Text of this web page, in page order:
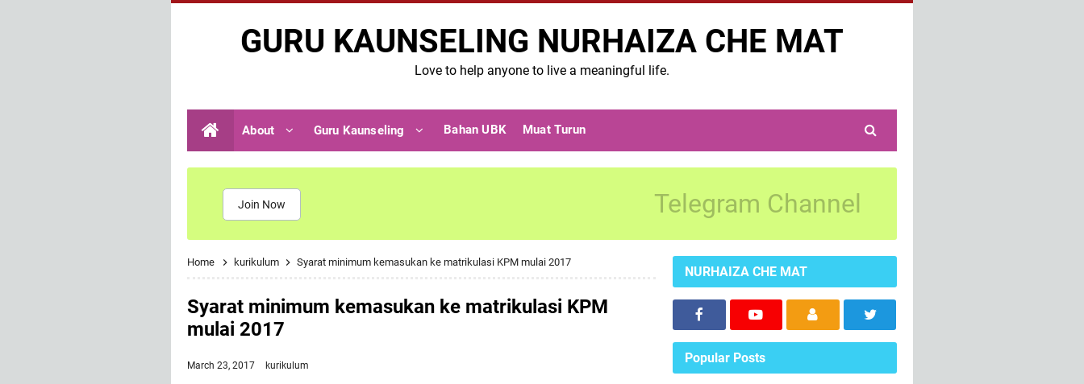
GURU KAUNSELING NURHAIZA CHE MAT
Love to help anyone to live a meaningful life.
About Guru Kaunseling Bahan UBK Muat Turun
Join Now Telegram Channel
Home kurikulum Syarat minimum kemasukan ke matrikulasi KPM mulai 2017
Syarat minimum kemasukan ke matrikulasi KPM
mulai 2017
March 23, 2017 kurikulum
NURHAIZA CHE MAT
Popular Posts